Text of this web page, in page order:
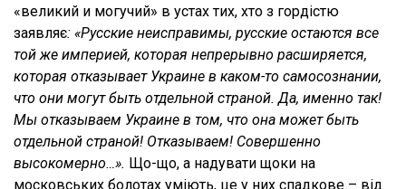
«великий и могучий» в устах тих, хто з гордістю
заявляє: «Русские неисправимы, русские остаются все
той же империей, которая непрерывно расширяется,
которая отказывает Украине в каком-то самосознании,
что они могут быть отдельной страной. Да, именно так!
Мы отказываем Украине в том, что она может быть
отдельной страной! Отказываем! Совершенно
высокомерно…». Що-що, а надувати щоки на
московських болотах уміють, це у них спадкове – від